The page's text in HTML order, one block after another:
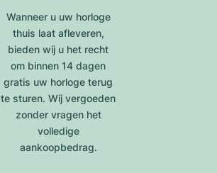
Wanneer u uw horloge
thuis laat afleveren,
bieden wij u het recht
om binnen 14 dagen
gratis uw horloge terug
te sturen. Wij vergoeden
zonder vragen het
volledige
aankoopbedrag.